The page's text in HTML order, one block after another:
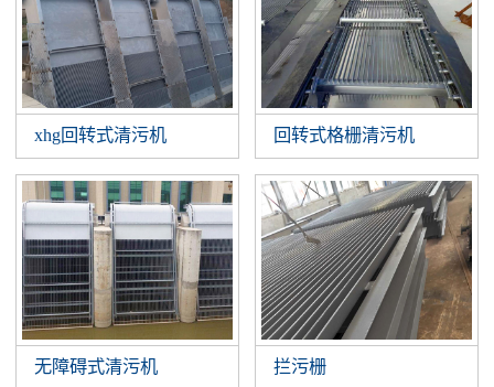
xhg回转式清污机 回转式格栅清污机
无障碍式清污机 拦污栅